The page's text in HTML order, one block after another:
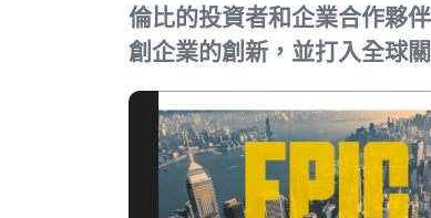
倫比的投資者和企業合作夥
創企業的創新，並打入全球